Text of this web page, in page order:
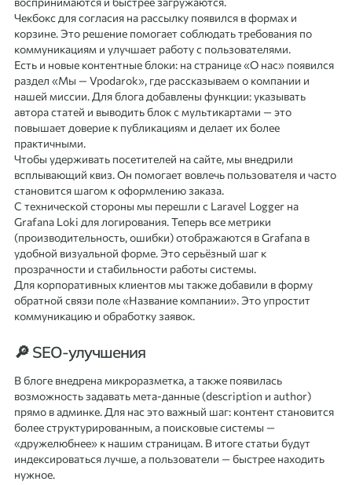
Чекбокс для согласия на рассылку появился в формах и
корзине. Это решение помогает соблюдать требования по
коммуникациям и улучшает работу с пользователями.
Есть и новые контентные блоки: на странице «О нас» появился
раздел «Мы — Vpodarok», где рассказываем о компании и
нашей миссии. Для блога добавлены функции: указывать
автора статей и выводить блок с мультикартами — это
повышает доверие к публикациям и делает их более
практичными.
Чтобы удерживать посетителей на сайте, мы внедрили
всплывающий квиз. Он помогает вовлечь пользователя и часто
становится шагом к оформлению заказа.
С технической стороны мы перешли с Laravel Logger на
Grafana Loki для логирования. Теперь все метрики
(производительность, ошибки) отображаются в Grafana в
удобной визуальной форме. Это серьёзный шаг к
прозрачности и стабильности работы системы.
Для корпоративных клиентов мы также добавили в форму
обратной связи поле «Название компании». Это упростит
коммуникацию и обработку заявок.
🔎 SEO-улучшения
В блоге внедрена микроразметка, а также появилась
возможность задавать мета-данные (description и author)
прямо в админке. Для нас это важный шаг: контент становится
более структурированным, а поисковые системы —
«дружелюбнее» к нашим страницам. В итоге статьи будут
индексироваться лучше, а пользователи — быстрее находить
нужное.